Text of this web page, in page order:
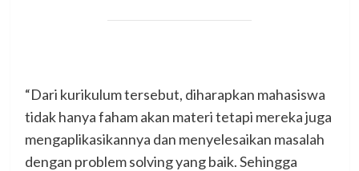
“Dari kurikulum tersebut, diharapkan mahasiswa
tidak hanya faham akan materi tetapi mereka juga
mengaplikasikannya dan menyelesaikan masalah
dengan problem solving yang baik. Sehingga